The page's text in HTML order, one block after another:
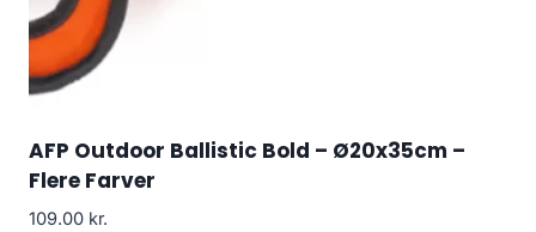
AFP Outdoor Ballistic Bold – Ø20x35cm –
Flere Farver
109.00 kr.